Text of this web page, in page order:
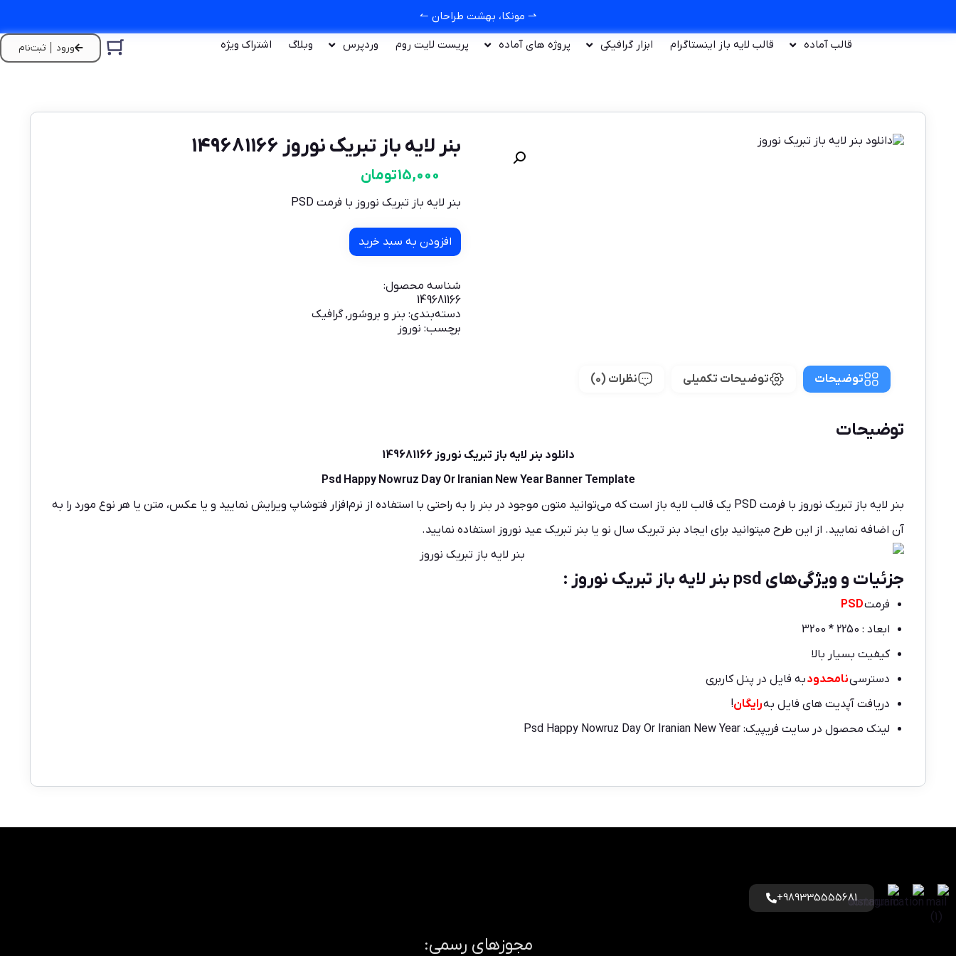
⇀ مونکا، بهشت طراحان ↼
قالب آماده
قالب لایه باز اینستاگرام ابزار گرافیکی پروژه های آماده پریست لایت روم وردپرس وبلاگ اشتراک ویژه ورود │ ثبت‌نام
بنر لایه باز تبریک نوروز 149681166
15,000تومان
بنر لایه باز تبریک نوروز با فرمت PSD
افزودن به سبد خرید
شناسه محصول:
149681166
دسته‌بندی: بنر و بروشور,گرافیک
برچسب: نوروز
توضیحات توضیحات تکمیلی نظرات (0)
توضیحات
دانلود بنر لایه باز تبریک نوروز 149681166
Psd Happy Nowruz Day Or Iranian New Year Banner Template
بنر لایه باز تبریک نوروز با فرمت PSD یک قالب لایه باز است که می‌توانید متون موجود در بنر را به راحتی با استفاده از نرم‌افزار فتوشاپ ویرایش نمایید و یا عکس، متن یا هر نوع مورد را به
آن اضافه نمایید. از این طرح میتوانید برای ایجاد بنر تبریک سال نو یا بنر تبریک عید نوروز استفاده نمایید.
جزئیات و ویژگی‌های psd بنر لایه باز تبریک نوروز:
فرمتPSD
ابعاد : 2250 * 3200
کیفیت بسیار بالا
دسترسینامحدودبه فایل در پنل کاربری
دریافت آپدیت های فایل بهرایگان!
لینک محصول در سایت فریپیک: Psd Happy Nowruz Day Or Iranian New Year
989335555681+
مجوزهای رسمی: